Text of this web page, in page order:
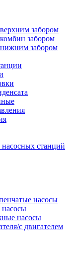
забором
забором
забором
станций
насосы
насосы
с двигателем